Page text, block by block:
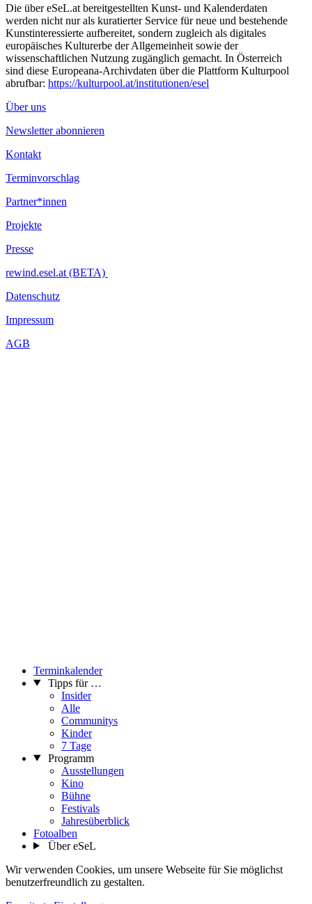
der bildenden Künste.
...Mehr lesen
Die über eSeL.at bereitgestellten Kunst- und Kalenderdaten
werden nicht nur als kuratierter Service für neue und bestehende
Kunstinteressierte aufbereitet, sondern zugleich als digitales
europäisches Kulturerbe der Allgemeinheit sowie der
wissenschaftlichen Nutzung zugänglich gemacht. In Österreich
sind diese Europeana-Archivdaten über die Plattform Kulturpool
abrufbar: https://kulturpool.at/institutionen/esel
Über uns
Newsletter abonnieren
Kontakt
Terminvorschlag
Partner*innen
Projekte
Presse
rewind.esel.at (BETA)
Datenschutz
Impressum
AGB
Terminkalender
Tipps für …
Insider
Alle
Communitys
Kinder
7 Tage
Programm
Ausstellungen
Kino
Bühne
Festivals
Jahresüberblick
Fotoalben
Über eSeL
Wir verwenden Cookies, um unsere Webseite für Sie möglichst
benutzerfreundlich zu gestalten.